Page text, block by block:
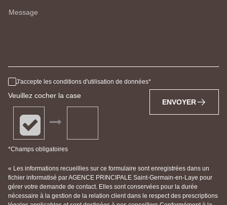
Message
J'accepte les conditions d'utilisation de données
Veuillez cocher la case
*Champs obligatoires
ENVOYER
« Les informations recueillies sur ce formulaire sont enregistrées dans un
fichier informatisé par AGENCE PRINCIPALE Saint-Germain-en-Laye pour
gérer votre demande de contact. Elles sont conservées pour la durée
nécessaire à la gestion de la relation client dans le respect des prescriptions